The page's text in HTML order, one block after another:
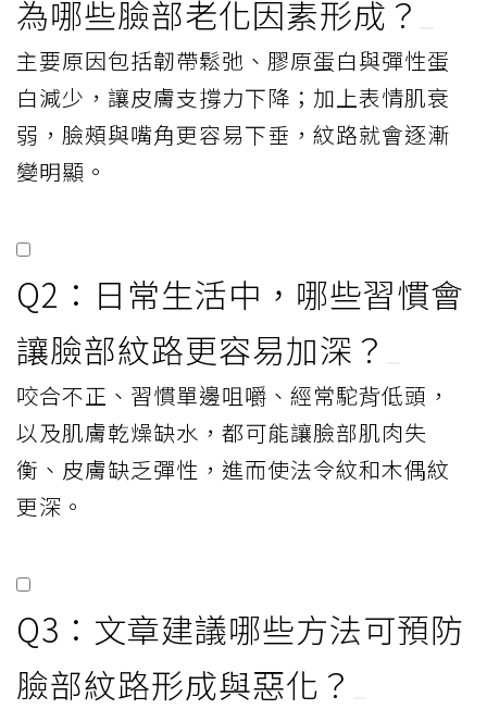
為哪些臉部老化因素形成？
主要原因包括韌帶鬆弛、膠原蛋白與彈性蛋
白減少，讓皮膚支撐力下降；加上表情肌衰
弱，臉頰與嘴角更容易下垂，紋路就會逐漸
變明顯。
Q2：日常生活中，哪些習慣會
讓臉部紋路更容易加深？
咬合不正、習慣單邊咀嚼、經常駝背低頭，
以及肌膚乾燥缺水，都可能讓臉部肌肉失
衡、皮膚缺乏彈性，進而使法令紋和木偶紋
更深。
Q3：文章建議哪些方法可預防
臉部紋路形成與惡化？